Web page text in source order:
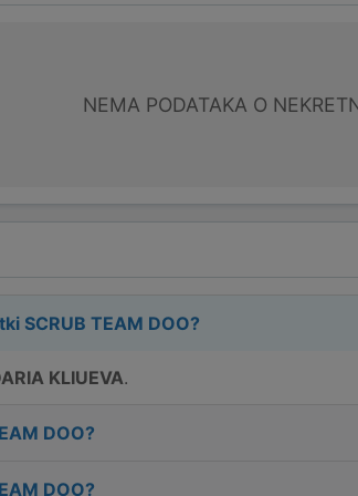
NEMA PODATAKA O
SCRUB TEAM DOO?
KLIUEVA.
DOO?
DOO?